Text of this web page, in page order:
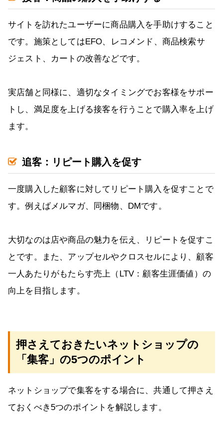
サイトを訪れたユーザーに商品購入を手助けすること
です。施策としてはEFO、レコメンド、商品検索サ
ジェスト、カートの改善などです。
実店舗と同様に、適切なタイミングでお客様をサポー
トし、満足度を上げる接客を行うことで購入率を上げ
ます。
追客：リピート購入を促す
一度購入した顧客に対してリピート購入を促すことで
す。例えばメルマガ、同梱物、DMです。
大切なのは店や商品の魅力を伝え、リピートを促すこ
とです。また、アップセルやクロスセルにより、顧客
一人あたりがもたらす売上（LTV：顧客生涯価値）の
向上を目指します。
押さえておきたいネットショップの
「集客」の5つのポイント
ネットショップで集客をする場合に、共通して押さえ
ておくべき5つのポイントを解説します。